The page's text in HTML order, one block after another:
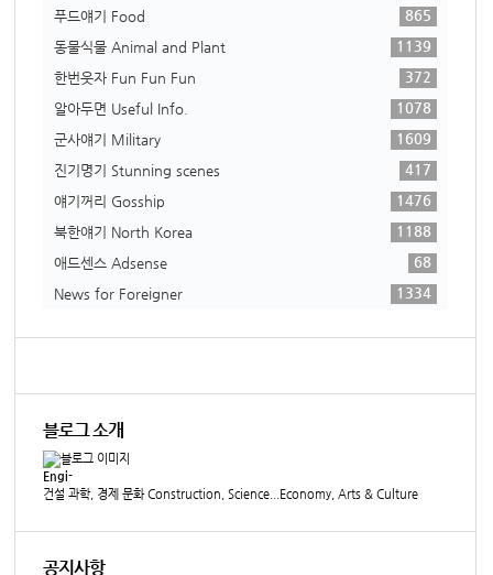
푸드얘기 Food
865
동물식물 Animal and Plant
1139
한번웃자 Fun Fun Fun
372
알아두면 Useful Info.
1078
군사얘기 Military
1609
진기명기 Stunning scenes
417
얘기꺼리 Gosship
1476
북한얘기 North Korea
1188
애드센스 Adsense
68
News for Foreigner
1334
블로그 소개
Engi-
건설 과학, 경제 문화 Construction, Science...Economy, Arts & Culture
공지사항